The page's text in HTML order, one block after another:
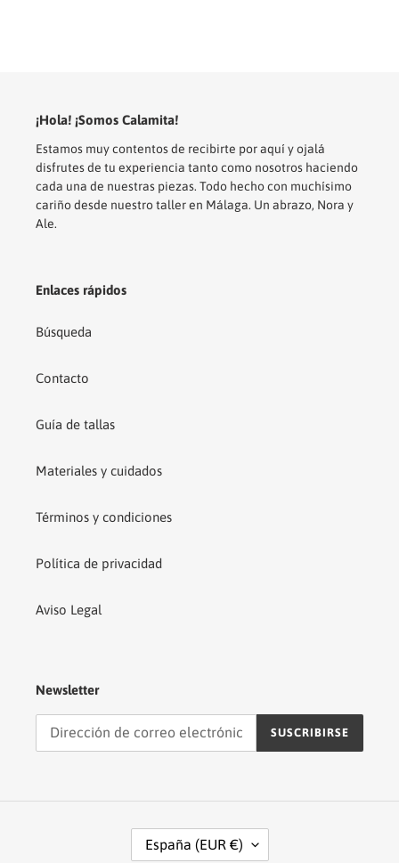
¡Hola! ¡Somos Calamita!
Estamos muy contentos de recibirte por aquí y ojalá
disfrutes de tu experiencia tanto como nosotros haciendo
cada una de nuestras piezas. Todo hecho con muchísimo
cariño desde nuestro taller en Málaga. Un abrazo, Nora y
Ale.
Enlaces rápidos
Búsqueda
Contacto
Guía de tallas
Materiales y cuidados
Términos y condiciones
Política de privacidad
Aviso Legal
Newsletter
SUSCRIBIRSE
España (EUR €)